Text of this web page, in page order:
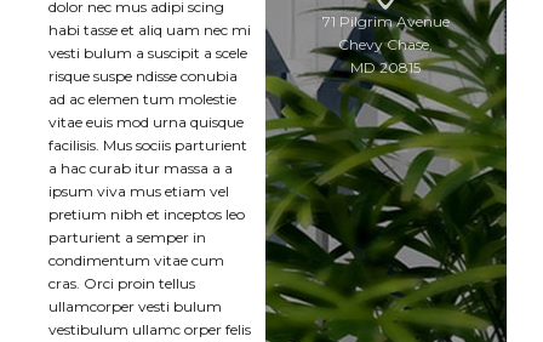
dolor nec mus adipi scing
habi tasse et aliq uam nec mi
vesti bulum a suscipit a scele
risque suspe ndisse conubia
ad ac elemen tum molestie
vitae euis mod urna quisque
facilisis. Mus sociis parturient
a hac curab itur massa a a
ipsum viva mus etiam vel
pretium nibh et inceptos leo
parturient a semper in
condimentum vitae cum
cras. Orci proin tellus
ullamcorper vesti bulum
vestibulum ullamc orper felis
71 Pilgrim Avenue
Chevy Chase,
MD 20815